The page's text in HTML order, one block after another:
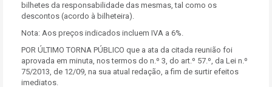
bilhetes da responsabilidade das mesmas, tal como os
descontos (acordo à bilheteira).
Nota: Aos preços indicados incluem IVA a 6%.
POR ÚLTIMO TORNA PÚBLICO que a ata da citada reunião foi
aprovada em minuta, nos termos do n.º 3, do art.º 57.º, da Lei n.º
75/2013, de 12/09, na sua atual redação, a fim de surtir efeitos
imediatos.